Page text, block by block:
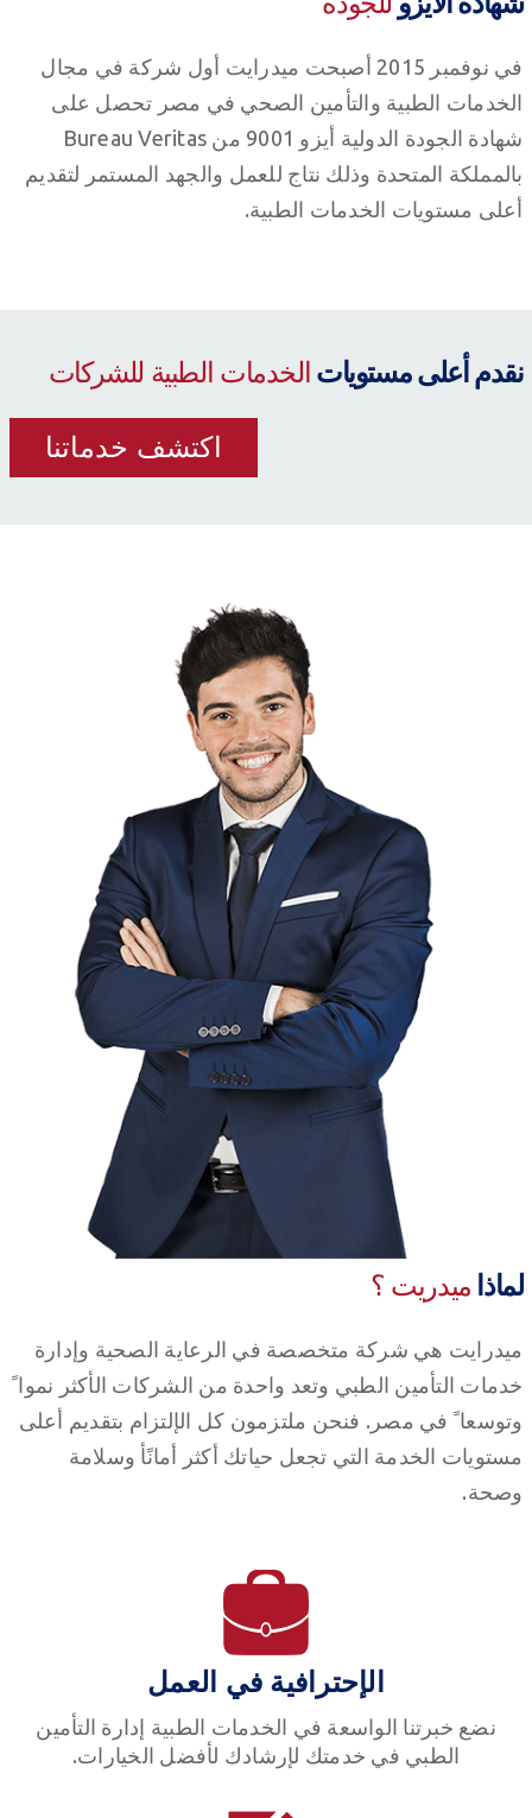
في نوفمبر 2015 أصبحت ميدرايت أول شركة في مجال
الخدمات الطبية والتأمين الصحي في مصر تحصل على
شهادة الجودة الدولية أيزو 9001 من Bureau Veritas
بالمملكة المتحدة وذلك نتاج للعمل والجهد المستمر لتقديم
أعلى مستويات الخدمات الطبية.
نقدم أعلى مستويات الخدمات الطبية للشركات
اكتشف خدماتنا
لماذا ميدريت ؟
ميدرايت هي شركة متخصصة في الرعاية الصحية وإدارة
خدمات التأمين الطبي وتعد واحدة من الشركات الأكثر نمواﹰ
وتوسعاﹰ في مصر. فنحن ملتزمون كل الإلتزام بتقديم أعلى
مستويات الخدمة التي تجعل حياتك أكثر أمانًأ وسلامة
وصحة.
الإحترافية في العمل
نضع خبرتنا الواسعة في الخدمات الطبية إدارة التأمين
الطبي في خدمتك لإرشادك لأفضل الخيارات.